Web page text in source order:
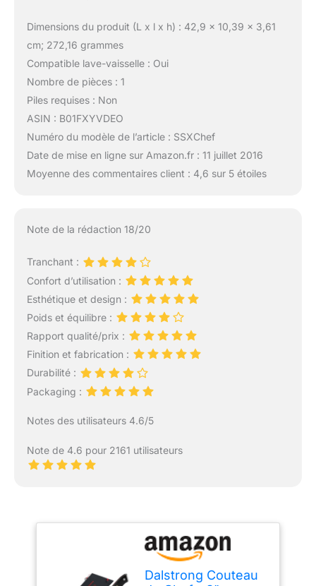
Dimensions du produit (L x l x h) : 42,9 x 10,39 x 3,61
cm; 272,16 grammes
Compatible lave-vaisselle : Oui
Nombre de pièces : 1
Piles requises : Non
ASIN : B01FXYVDEO
Numéro du modèle de l’article : SSXChef
Date de mise en ligne sur Amazon.fr : 11 juillet 2016
Moyenne des commentaires client : 4,6 sur 5 étoiles
Note de la rédaction 18/20
Tranchant :
Confort d’utilisation :
Esthétique et design :
Poids et équilibre :
Rapport qualité/prix :
Finition et fabrication :
Durabilité :
Packaging :
Notes des utilisateurs 4.6/5
Note de 4.6 pour 2161 utilisateurs
Dalstrong Couteau